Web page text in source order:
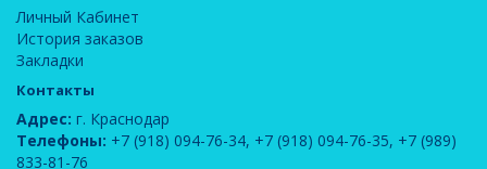
Личный Кабинет
История заказов
Закладки
Контакты
Адрес: г. Краснодар
Телефоны: +7 (918) 094-76-34, +7 (918) 094-76-35, +7 (989)
833-81-76